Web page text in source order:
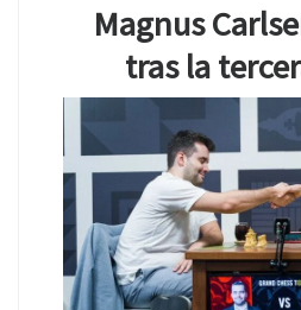
Magnus
tras la